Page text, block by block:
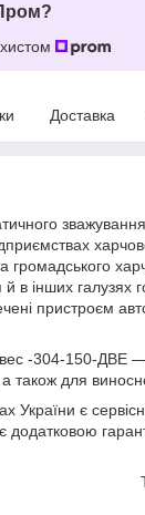
Доставка
зважування
громадського
в інших галузях
пристроєм
-304-150-ДВЕ —
також для
України є
додатковою